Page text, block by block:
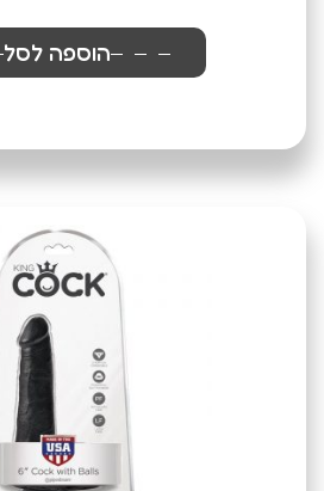
הוספה לסל